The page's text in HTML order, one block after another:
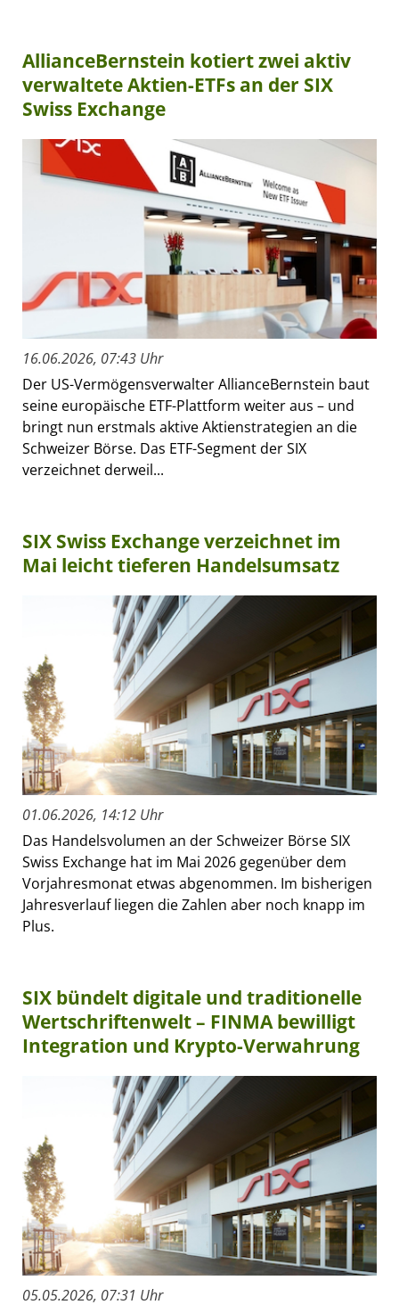
AllianceBernstein kotiert zwei aktiv
verwaltete Aktien-ETFs an der SIX
Swiss Exchange
16.06.2026, 07:43 Uhr
Der US-Vermögensverwalter AllianceBernstein baut
seine europäische ETF-Plattform weiter aus – und
bringt nun erstmals aktive Aktienstrategien an die
Schweizer Börse. Das ETF-Segment der SIX
verzeichnet derweil...
SIX Swiss Exchange verzeichnet im
Mai leicht tieferen Handelsumsatz
01.06.2026, 14:12 Uhr
Das Handelsvolumen an der Schweizer Börse SIX
Swiss Exchange hat im Mai 2026 gegenüber dem
Vorjahresmonat etwas abgenommen. Im bisherigen
Jahresverlauf liegen die Zahlen aber noch knapp im
Plus.
SIX bündelt digitale und traditionelle
Wertschriftenwelt – FINMA bewilligt
Integration und Krypto-Verwahrung
05.05.2026, 07:31 Uhr